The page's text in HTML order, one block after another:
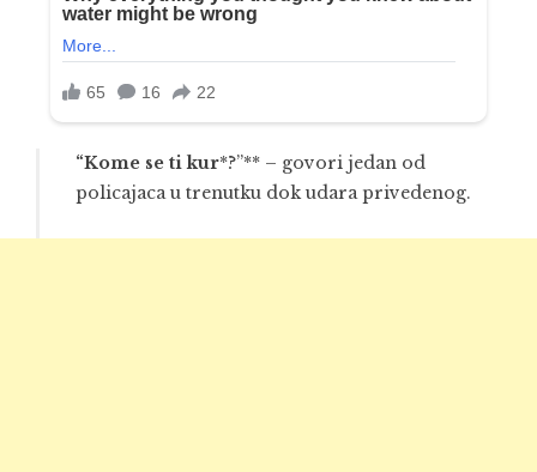
“Kome se ti kur*?”** – govori jedan od
policajaca u trenutku dok udara privedenog.